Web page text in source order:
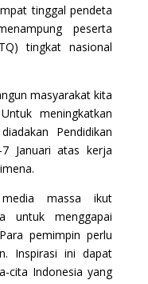
tinggal pendeta
peserta
tingkat nasional
masyarakat kita
meningkatkan
Pendidikan
Januari atas kerja
massa ikut
untuk menggapai
pemimpin perlu
Inspirasi ini dapat
cita Indonesia yang